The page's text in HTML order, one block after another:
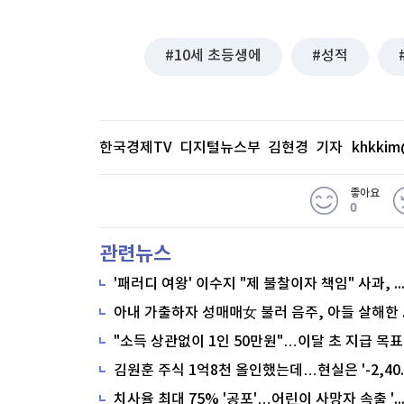
10세 초등생에 성적
한국경제TV 디지털뉴스부 김현경 기자
좋아요
0
관련뉴스
'패러디 여왕' 이수지 "제 불찰이자 책임" 사과, 무슨 일
"소득 상관없이 1인 50만원"…이달 초 지급 목표
치사율 최대 75% '공포'…어린이 사망자 속출 '비상'